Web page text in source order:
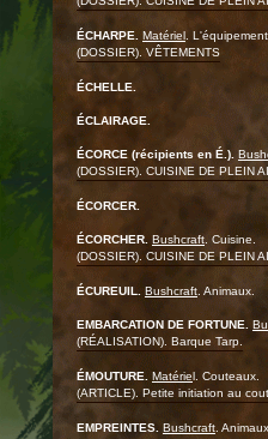
ÉCHARPE. Matériel . L'équipement.
(DOSSIER). VÊTEMENTS
ÉCHELLE.
ÉCLAIRAGE.
ÉCORCE (récipients en É.).
(DOSSIER). CUISINE DE PLEIN
ÉCORCER.
ÉCORCHER. Bushcraft . Cuisine.
(DOSSIER). CUISINE DE PLEIN
ÉCUREUIL. Bushcraft . Animaux.
EMBARCATION DE FORTUNE.
(RÉALISATION). Barque Tarp.
ÉMOUTURE. Matériel. Couteaux.
(ARTICLE). Petite initiation au
EMPREINTES. Bushcraft . Animaux.